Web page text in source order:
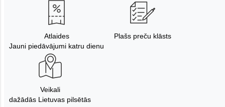
Atlaides
Jauni piedāvājumi katru dienu
Plašs preču klāsts
Veikali
dažādās Lietuvas pilsētās